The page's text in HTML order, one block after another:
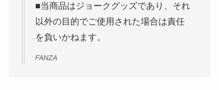
■当商品はジョークグッズであり、それ
以外の目的でご使用された場合は責任
を負いかねます。
FANZA